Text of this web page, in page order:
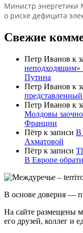
Министр
о риске дефицита
Свежие
Петр Иванов к
Путина
Петр Иванов к
Петр Иванов к
Молдовы
Франции
Пётр к записи В
Ахматовой
Пётр к записи
В Европе
В основе доверия —
На сайте размещены
его друзей, коллег и